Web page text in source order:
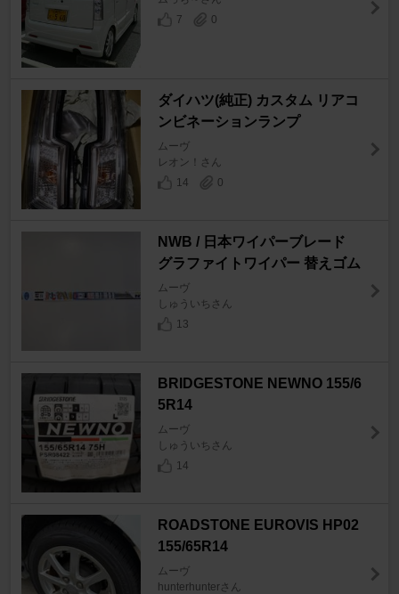
7
0
ダイハツ(純正) カスタム リアコ
ンビネーションランプ
ムーヴ
レオン！さん
14
0
NWB / 日本ワイパーブレード
グラファイトワイパー 替えゴム
ムーヴ
しゅういちさん
13
BRIDGESTONE NEWNO 155/6
5R14
ムーヴ
しゅういちさん
14
ROADSTONE EUROVIS HP02
155/65R14
ムーヴ
hunterhunterさん